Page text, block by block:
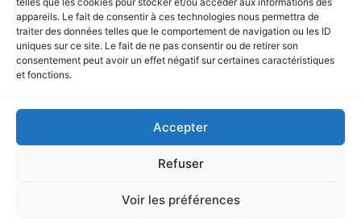
appareils. Le fait de consentir à ces technologies nous permettra de
traiter des données telles que le comportement de navigation ou les ID
uniques sur ce site. Le fait de ne pas consentir ou de retirer son
consentement peut avoir un effet négatif sur certaines caractéristiques
et fonctions.
Accepter
Refuser
Voir les préférences
Vidéo de Présentation
Aucune vidéo disponible.